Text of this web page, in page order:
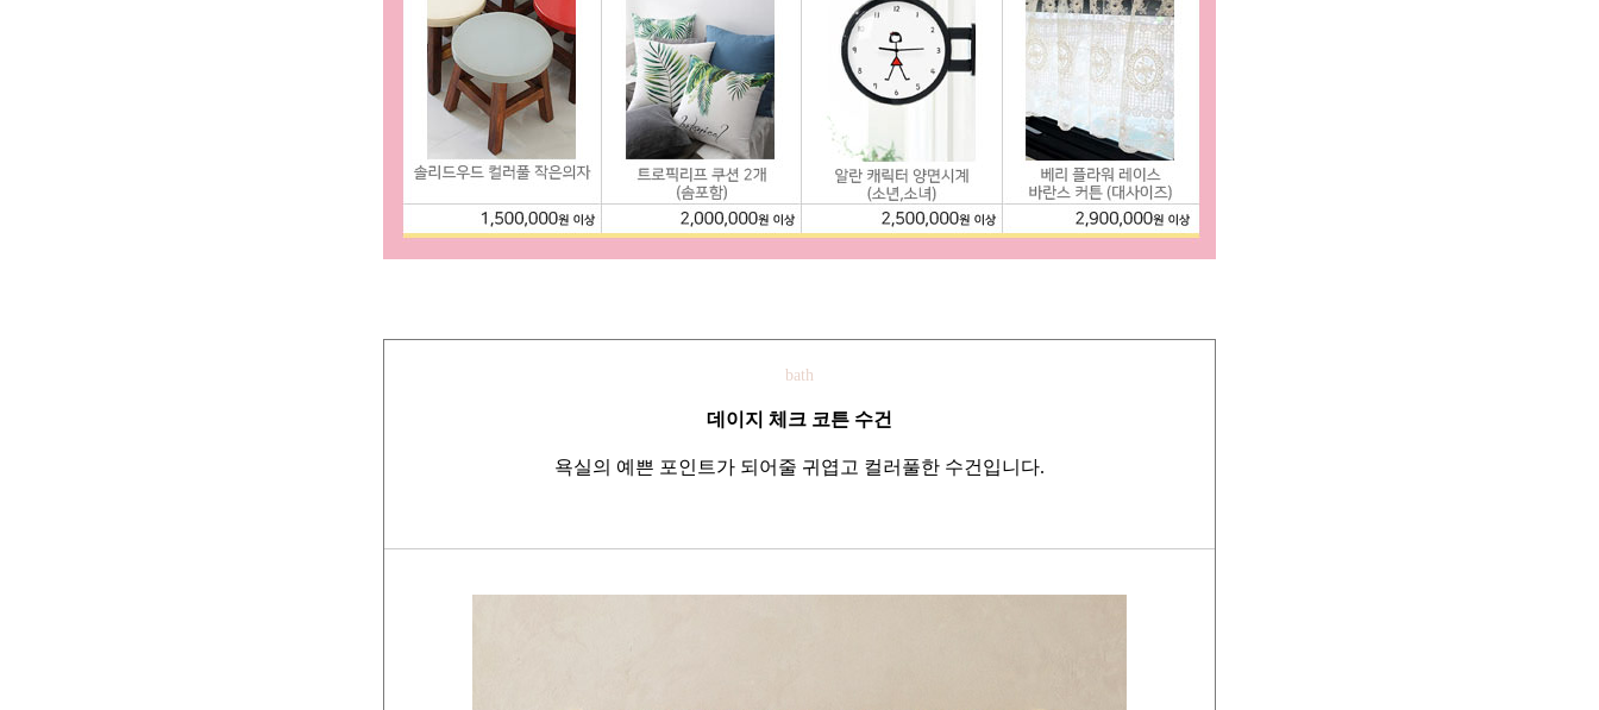
bath
데이지 체크 코튼 수건
욕실의 예쁜 포인트가 되어줄 귀엽고 컬러풀한 수건입니다.